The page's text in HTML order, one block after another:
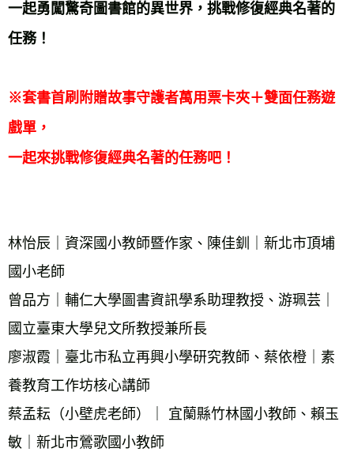
一起勇闖驚奇圖書館的異世界，挑戰修復經典名著的
任務！
※套書首刷附贈故事守護者萬用票卡夾＋雙面任務遊
戲單，
一起來挑戰修復經典名著的任務吧！
林怡辰｜資深國小教師暨作家、陳佳釧｜新北市頂埔
國小老師
曾品方｜輔仁大學圖書資訊學系助理教授、游珮芸｜
國立臺東大學兒文所教授兼所長
廖淑霞｜臺北市私立再興小學研究教師、蔡依橙｜素
養教育工作坊核心講師
蔡孟耘（小壁虎老師）｜ 宜蘭縣竹林國小教師、賴玉
敏｜新北市鶯歌國小教師